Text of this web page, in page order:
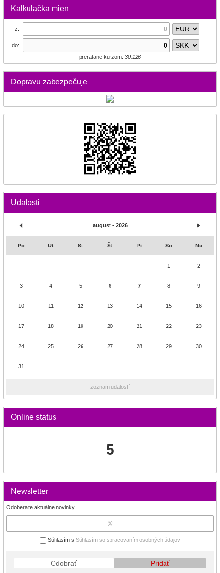
Kalkulačka mien
z:
do:
prerátané kurzom: 30.126
Dopravu zabezpečuje
Udalosti
august - 2026
Po Ut St Št Pi So Ne
1 2
3 4 5 6 7 8 9
10 11 12 13 14 15 16
17 18 19 20 21 22 23
24 25 26 27 28 29 30
31
zoznam udalostí
Online status
5
Newsletter
Odoberajte aktuálne novinky
Súhlasím s Súhlasím so spracovaním osobných údajov
Odobrať Pridať